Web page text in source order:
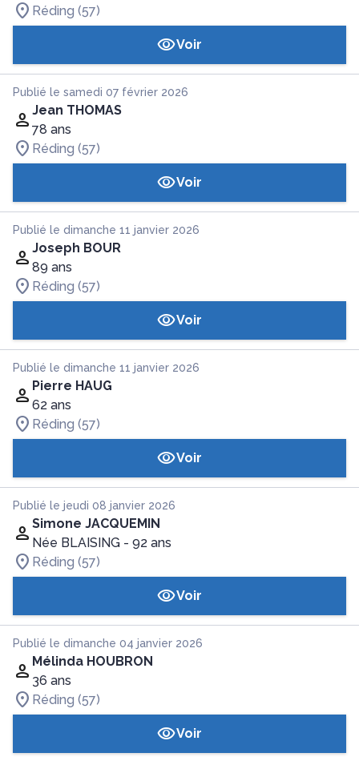
Réding (57)
Voir
Publié le samedi 07 février 2026
Jean THOMAS
78 ans
Réding (57)
Voir
Publié le dimanche 11 janvier 2026
Joseph BOUR
89 ans
Réding (57)
Voir
Publié le dimanche 11 janvier 2026
Pierre HAUG
62 ans
Réding (57)
Voir
Publié le jeudi 08 janvier 2026
Simone JACQUEMIN
Née BLAISING - 92 ans
Réding (57)
Voir
Publié le dimanche 04 janvier 2026
Mélinda HOUBRON
36 ans
Réding (57)
Voir